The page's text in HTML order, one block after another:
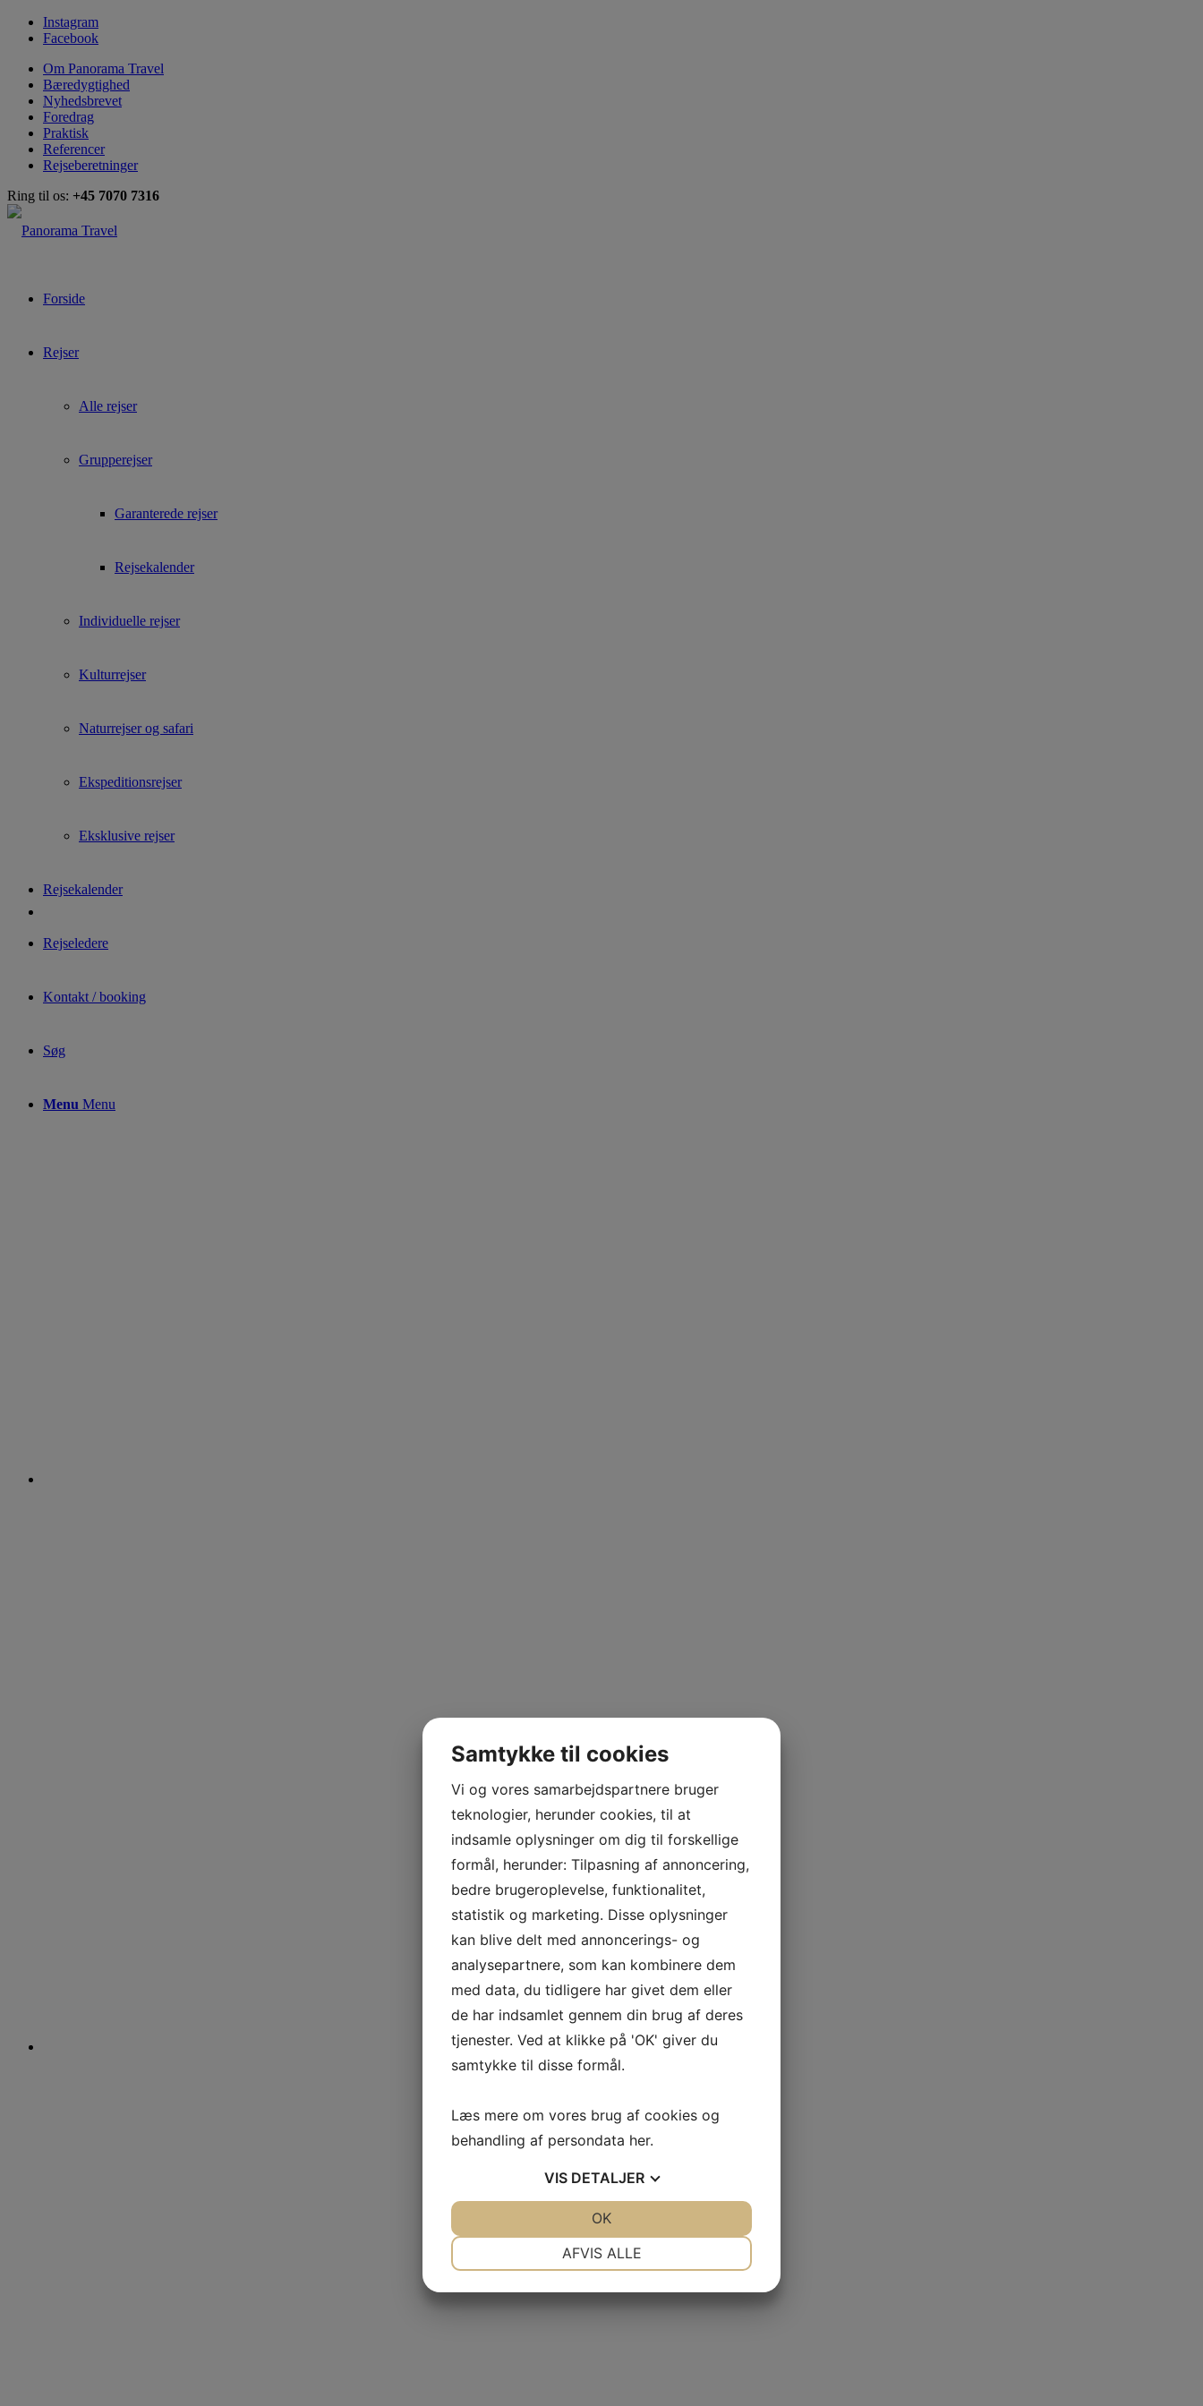
Instagram
Facebook
Om Panorama Travel
Bæredygtighed
Nyhedsbrevet
Foredrag
Praktisk
Referencer
Rejseberetninger
Ring til os: +45 7070 7316
Forside
Rejser
Alle rejser
Grupperejser
Garanterede rejser
Rejsekalender
Individuelle rejser
Kulturrejser
Naturrejser og safari
Ekspeditionsrejser
Eksklusive rejser
Rejsekalender
Rejseledere
Kontakt / booking
Søg
Menu Menu
Samtykke til cookies
Vi og vores samarbejdspartnere bruger
teknologier, herunder cookies, til at
indsamle oplysninger om dig til forskellige
formål, herunder: Tilpasning af annoncering,
bedre brugeroplevelse, funktionalitet,
statistik og marketing. Disse oplysninger
kan blive delt med annoncerings- og
analysepartnere, som kan kombinere dem
med data, du tidligere har givet dem eller
de har indsamlet gennem din brug af deres
tjenester. Ved at klikke på 'OK' giver du
samtykke til disse formål.
Læs mere om vores brug af cookies og
behandling af persondata her.
VIS DETALJER
AFVIS ALLE
OK